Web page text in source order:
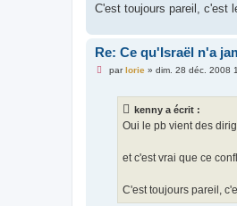
o
u
C'est toujours pareil, c'est
Re: Ce qu'Israël n'a
Mparlorie» dim. 28 déc. 2008
kenny a écrit :
Oui le pb vient des
et c'est vrai que ce
C'est toujours pareil,